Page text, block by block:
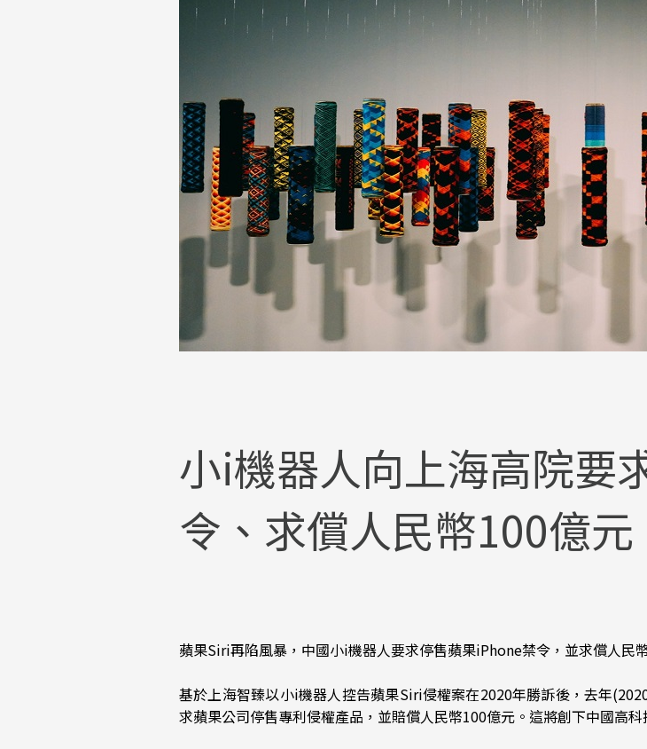
小i機器人向上海高院要
令、求償人民幣100億元
蘋果Siri再陷風暴，中國小i機器人要求停售蘋果iPhone禁令，並求償人民
基於上海智臻以小i機器人控告蘋果Siri侵權案在2020年勝訴後，去年
求蘋果公司停售專利侵權產品，並賠償人民幣100億元。這將創下中國高